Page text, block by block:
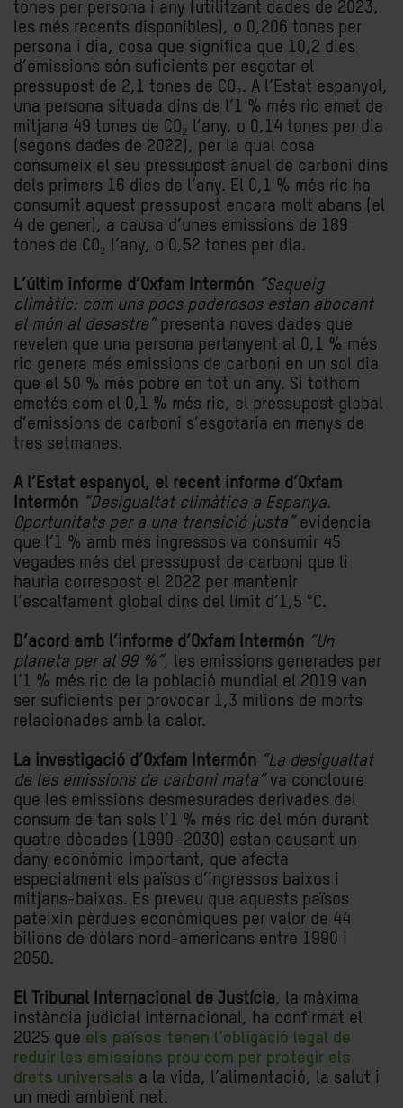
tones per persona i any (utilitzant dades de 2023,
les més recents disponibles), o 0,206 tones per
persona i dia, cosa que significa que 10,2 dies
d’emissions són suficients per esgotar el
pressupost de 2,1 tones de CO₂. A l’Estat espanyol,
una persona situada dins de l’1 % més ric emet de
mitjana 49 tones de CO₂ l’any, o 0,14 tones per dia
(segons dades de 2022), per la qual cosa
consumeix el seu pressupost anual de carboni dins
dels primers 16 dies de l’any. El 0,1 % més ric ha
consumit aquest pressupost encara molt abans (el
4 de gener), a causa d’unes emissions de 189
tones de CO₂ l’any, o 0,52 tones per dia.
L’últim informe d’Oxfam Intermón “Saqueig
climàtic: com uns pocs poderosos estan abocant
el món al desastre” presenta noves dades que
revelen que una persona pertanyent al 0,1 % més
ric genera més emissions de carboni en un sol dia
que el 50 % més pobre en tot un any. Si tothom
emetés com el 0,1 % més ric, el pressupost global
d’emissions de carboni s’esgotaria en menys de
tres setmanes.
A l’Estat espanyol, el recent informe d’Oxfam
Intermón “Desigualtat climàtica a Espanya.
Oportunitats per a una transició justa” evidencia
que l’1 % amb més ingressos va consumir 45
vegades més del pressupost de carboni que li
hauria correspost el 2022 per mantenir
l’escalfament global dins del límit d’1,5 °C.
D’acord amb l’informe d’Oxfam Intermón “Un
planeta per al 99 %”, les emissions generades per
l’1 % més ric de la població mundial el 2019 van
ser suficients per provocar 1,3 milions de morts
relacionades amb la calor.
La investigació d’Oxfam Intermón “La desigualtat
de les emissions de carboni mata” va concloure
que les emissions desmesurades derivades del
consum de tan sols l’1 % més ric del món durant
quatre dècades (1990–2030) estan causant un
dany econòmic important, que afecta
especialment els països d’ingressos baixos i
mitjans-baixos. Es preveu que aquests països
pateixin pèrdues econòmiques per valor de 44
bilions de dòlars nord-americans entre 1990 i
2050.
El Tribunal Internacional de Justícia, la màxima
instància judicial internacional, ha confirmat el
2025 que els països tenen l’obligació legal de
reduir les emissions prou com per protegir els
drets universals a la vida, l’alimentació, la salut i
un medi ambient net.